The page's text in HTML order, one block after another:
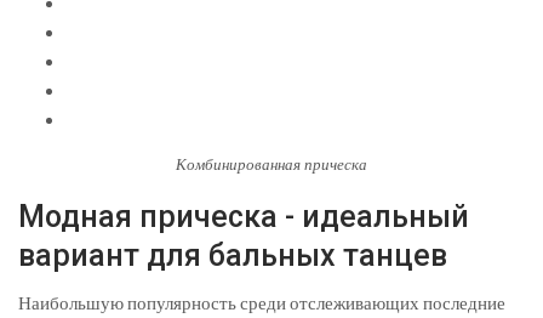
Комбинированная прическа
Модная прическа - идеальный
вариант для бальных танцев
Наибольшую популярность среди отслеживающих последние